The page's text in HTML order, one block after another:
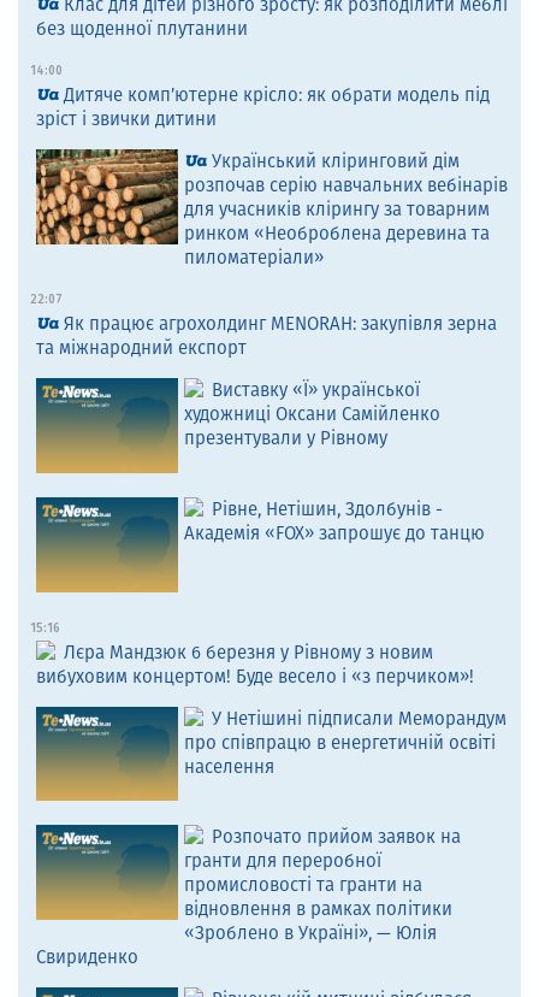
Клас для дітей різного зросту: як розподілити меблі
без щоденної плутанини
14:00
Дитяче комп’ютерне крісло: як обрати модель під
зріст і звички дитини
Український кліринговий дім
розпочав серію навчальних вебінарів
для учасників клірингу за товарним
ринком «Необроблена деревина та
пиломатеріали»
22:07
Як працює агрохолдинг MENORAH: закупівля зерна
та міжнародний експорт
Виставку «Ї» української
художниці Оксани Самійленко
презентували у Рівному
Рівне, Нетішин, Здолбунів -
Академія «FOX» запрошує до танцю
15:16
Лєра Мандзюк 6 березня у Рівному з новим
вибуховим концертом! Буде весело і «з перчиком»!
У Нетішині підписали Меморандум
про співпрацю в енергетичній освіті
населення
Розпочато прийом заявок на
гранти для переробної
промисловості та гранти на
відновлення в рамках політики
«Зроблено в Україні», — Юлія
Свириденко